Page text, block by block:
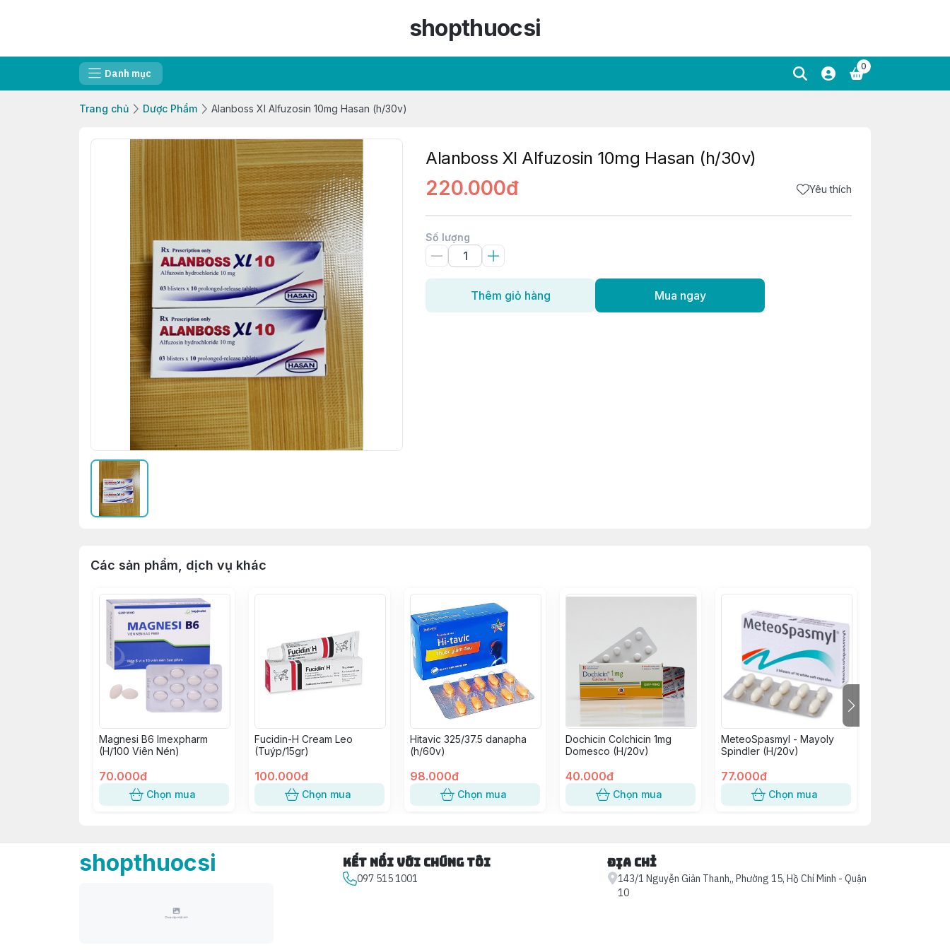
shopthuocsi
Danh mục
0
Trang chủ Dược Phẩm Alanboss Xl Alfuzosin 10mg Hasan (h/30v)
Alanboss Xl Alfuzosin 10mg Hasan (h/30v)
220.000đ Yêu thích
Số lượng
Thêm giỏ hàng Mua ngay
Các sản phẩm, dịch vụ khác
Magnesi B6 Imexpharm
(H/100 Viên Nén)
70.000đ
Chọn mua
Fucidin-H Cream Leo
(Tuýp/15gr)
100.000đ
Chọn mua
Hitavic 325/37.5 danapha
(h/60v)
98.000đ
Chọn mua
Dochicin Colchicin 1mg
Domesco (H/20v)
40.000đ
Chọn mua
MeteoSpasmyl - Mayoly
Spindler (H/20v)
77.000đ
Chọn mua
shopthuocsi Kết nối với chúng tôi
097 515 1001
Địa chỉ
143/1 Nguyễn Giản Thanh,, Phường 15, Hồ Chí Minh - Quận
10